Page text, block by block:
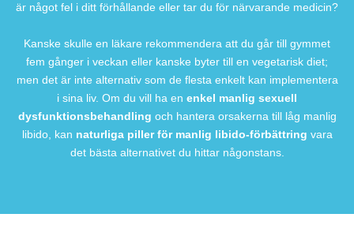
är något fel i ditt förhållande eller tar du för närvarande medicin?
Kanske skulle en läkare rekommendera att du går till gymmet
fem gånger i veckan eller kanske byter till en vegetarisk diet;
men det är inte alternativ som de flesta enkelt kan implementera
i sina liv. Om du vill ha en enkel manlig sexuell
dysfunktionsbehandling och hantera orsakerna till låg manlig
libido, kan naturliga piller för manlig libido-förbättring vara
det bästa alternativet du hittar någonstans.